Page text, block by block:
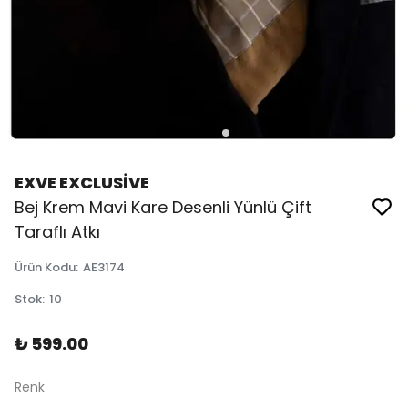
EXVE EXCLUSİVE
Bej Krem Mavi Kare Desenli Yünlü Çift
Taraflı Atkı
Ürün Kodu: AE3174
Stok: 10
₺ 599.00
Renk